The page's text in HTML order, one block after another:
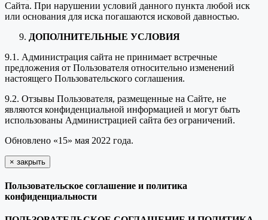
Сайта. При нарушении условий данного пункта любой иск
или основания для иска погашаются исковой давностью.
ДОПОЛНИТЕЛЬНЫЕ УСЛОВИЯ
9.1. Администрация сайта не принимает встречные
предложения от Пользователя относительно изменений
настоящего Пользовательского соглашения.
9.2. Отзывы Пользователя, размещенные на Сайте, не
являются конфиденциальной информацией и могут быть
использованы Администрацией сайта без ограничений.
Обновлено «15» мая 2022 года.
× закрыть
Пользовательское соглашение и политика
конфиденциальности